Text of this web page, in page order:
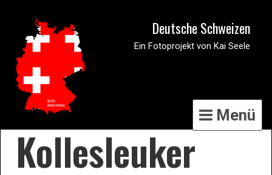
Deutsche Schweizen
Ein Fotoprojekt von Kai Seele
Menü
Kollesleuker